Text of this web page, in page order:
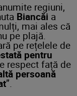
regiuni,
Biancăi a
mai ales că
pe plajă.
pe rețelele de
pentru
respect față de
persoană
”.